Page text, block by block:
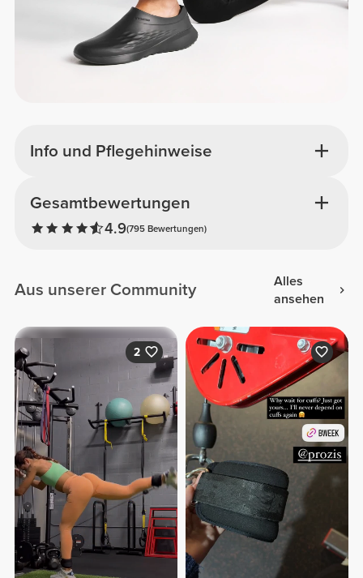
Info und Pflegehinweise
Gesamtbewertungen
4.9(795 Bewertungen)
Aus unserer Community
Alles
ansehen
2